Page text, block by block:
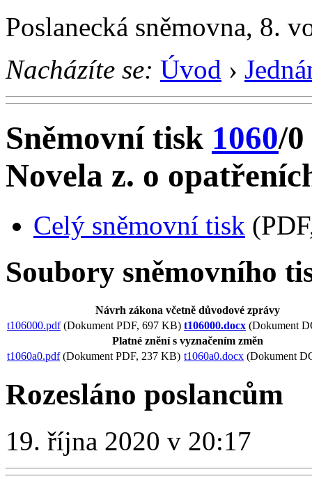
Poslanecká sněmovna, 8.
Nacházíte se: Úvod ›
Sněmovní tisk 1060/0
Novela z. o
Celý sněmovní tisk
Soubory sněmovního
Návrh zákona včetně důvodové zprávy
t106000.pdf(Dokument PDF, 697 KB) t106000.docx (Dokument
Platné znění s vyznačením změn
t1060a0.pdf(Dokument PDF, 237 KB) t1060a0.docx (Dokument
Rozesláno poslancům
19. října 2020 v 20:17